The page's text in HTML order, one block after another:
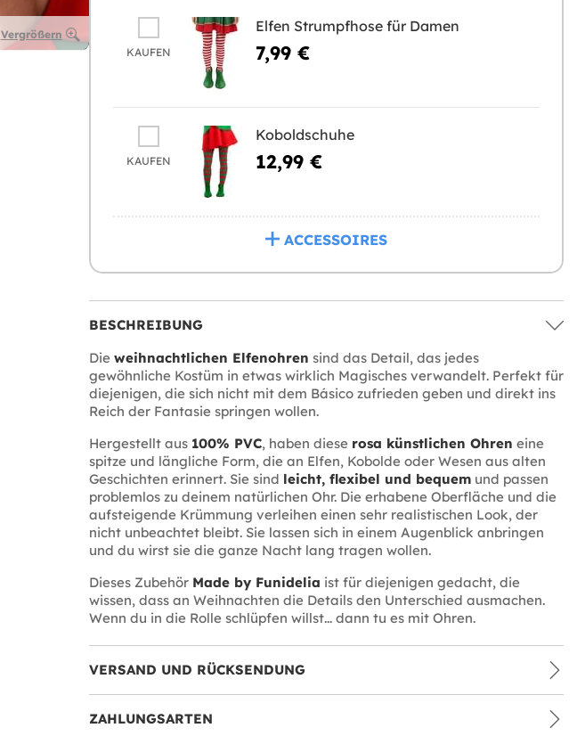
Vergrößern
KAUFEN
Elfen Strumpfhose für Damen
7,99 €
KAUFEN
Koboldschuhe
12,99 €
ACCESSOIRES
BESCHREIBUNG
Die weihnachtlichen Elfenohren sind das Detail, das jedes
gewöhnliche Kostüm in etwas wirklich Magisches verwandelt. Perfekt für
diejenigen, die sich nicht mit dem Básico zufrieden geben und direkt ins
Reich der Fantasie springen wollen.
Hergestellt aus 100% PVC, haben diese rosa künstlichen Ohren eine
spitze und längliche Form, die an Elfen, Kobolde oder Wesen aus alten
Geschichten erinnert. Sie sind leicht, flexibel und bequemund passen
problemlos zu deinem natürlichen Ohr. Die erhabene Oberfläche und die
aufsteigende Krümmung verleihen einen sehr realistischen Look, der
nicht unbeachtet bleibt. Sie lassen sich in einem Augenblick anbringen
und du wirst sie die ganze Nacht lang tragen wollen.
Dieses Zubehör Made by Funidelia ist für diejenigen gedacht, die
wissen, dass an Weihnachten die Details den Unterschied ausmachen.
Wenn du in die Rolle schlüpfen willst... dann tu es mit Ohren.
VERSAND UND RÜCKSENDUNG
ZAHLUNGSARTEN